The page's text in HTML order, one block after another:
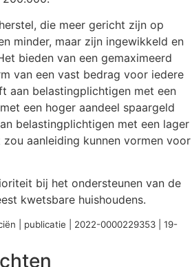
die meer gericht zijn op
minder, maar zijn ingewikkeld en
bieden van een gemaximeerd
van een vast bedrag voor iedere
aan belastingplichtigen met een
een hoger aandeel spaargeld
belastingplichtigen met een lager
aanleiding kunnen vormen voor
bij het ondersteunen van de
kwetsbare huishoudens.
| publicatie | 2022-0000229353 | 19-